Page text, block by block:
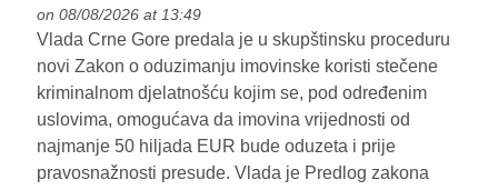
on 08/08/2026 at 13:49
Vlada Crne Gore predala je u skupštinsku proceduru
novi Zakon o oduzimanju imovinske koristi stečene
kriminalnom djelatnošću kojim se, pod određenim
uslovima, omogućava da imovina vrijednosti od
najmanje 50 hiljada EUR bude oduzeta i prije
pravosnažnosti presude. Vlada je Predlog zakona